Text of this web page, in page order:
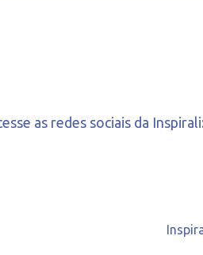
as redes sociais da Inspirali: